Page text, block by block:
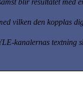
blir resultatet med
vilken den kopplas
kanalernas textning